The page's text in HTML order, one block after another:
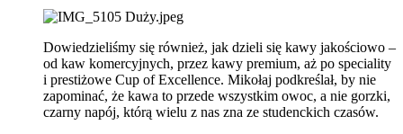
Dowiedzieliśmy się również, jak dzieli się kawy jakościowo –
od kaw komercyjnych, przez kawy premium, aż po speciality
i prestiżowe Cup of Excellence. Mikołaj podkreślał, by nie
zapominać, że kawa to przede wszystkim owoc, a nie gorzki,
czarny napój, którą wielu z nas zna ze studenckich czasów.